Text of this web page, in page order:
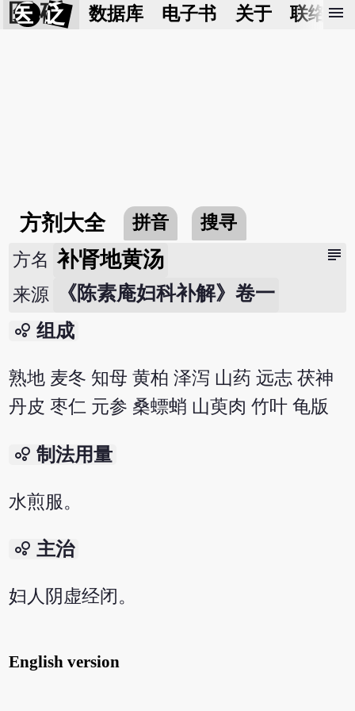
医 砭 数据库 电子书 关于 联络我
menu
方剂大全 拼音 搜寻
subject
方名 补肾地黄汤
来源 《陈素庵妇科补解》卷一
bubble_chart 组成
熟地 麦冬 知母 黄柏 泽泻 山药 远志 茯神
丹皮 枣仁 元参 桑螵蛸 山萸肉 竹叶 龟版
bubble_chart 制法用量
水煎服。
bubble_chart 主治
妇人阴虚经闭。
English version